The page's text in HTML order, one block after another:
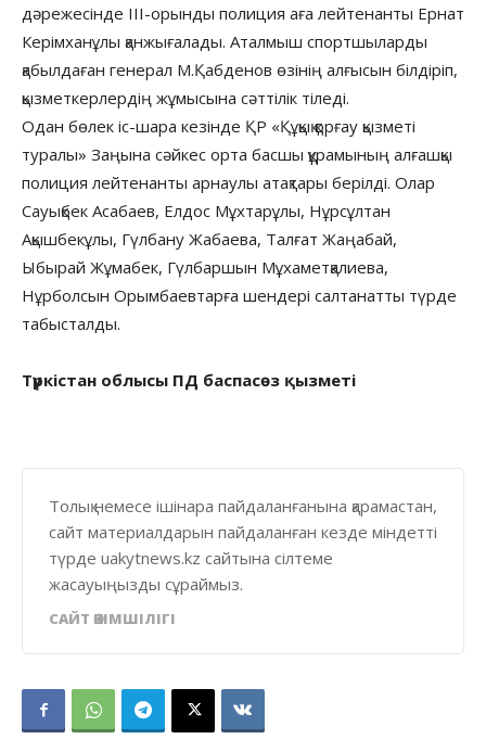
дәрежесінде ІІІ-орынды полиция аға лейтенанты Ернат
Керімханұлы қанжығалады. Аталмыш спортшыларды
қабылдаған генерал М.Қабденов өзінің алғысын білдіріп,
қызметкерлердің жұмысына сәттілік тіледі.
Одан бөлек іс-шара кезінде ҚР «Құқық қорғау қызметі
туралы» Заңына сәйкес орта басшы құрамының алғашқы
полиция лейтенанты арнаулы атақтары берілді. Олар
Сауықбек Асабаев, Елдос Мұхтарұлы, Нұрсұлтан
Ақышбекұлы, Гүлбану Жабаева, Талғат Жаңабай,
Ыбырай Жұмабек, Гүлбаршын Мұхаметқалиева,
Нұрболсын Орымбаевтарға шендері салтанатты түрде
табысталды.
Түркістан облысы ПД баспасөз қызметі
Толық немесе ішінара пайдаланғанына қарамастан,
сайт материалдарын пайдаланған кезде міндетті
түрде uakytnews.kz сайтына сілтеме
жасауыңызды сұраймыз.
САЙТ ӘКІМШІЛІГІ